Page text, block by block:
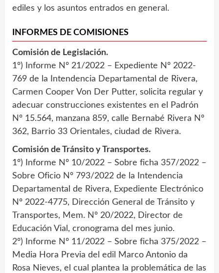
ediles y los asuntos entrados en general.
INFORMES DE COMISIONES
Comisión de Legislación.
1º) Informe Nº 21/2022 – Expediente Nº 2022-
769 de la Intendencia Departamental de Rivera,
Carmen Cooper Von Der Putter, solicita regular y
adecuar construcciones existentes en el Padrón
Nº 15.564, manzana 859, calle Bernabé Rivera Nº
362, Barrio 33 Orientales, ciudad de Rivera.
Comisión de Tránsito y Transportes.
1º) Informe Nº 10/2022 – Sobre ficha 357/2022 –
Sobre Oficio Nº 793/2022 de la Intendencia
Departamental de Rivera, Expediente Electrónico
Nº 2022-4775, Dirección General de Tránsito y
Transportes, Mem. Nº 20/2022, Director de
Educación Vial, cronograma del mes junio.
2º) Informe Nº 11/2022 – Sobre ficha 375/2022 –
Media Hora Previa del edil Marco Antonio da
Rosa Nieves, el cual plantea la problemática de las